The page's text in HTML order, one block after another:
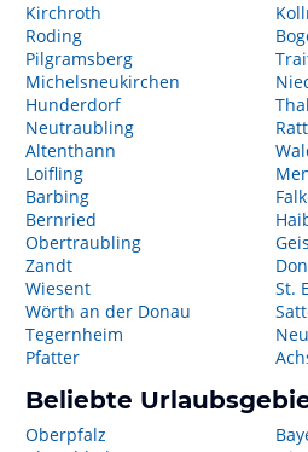
Kirchroth
Roding
Pilgramsberg
Michelsneukirchen
Hunderdorf
Neutraubling
Altenthann
Loifling
Barbing
Bernried
Obertraubling
Zandt
Wiesent
Wörth an der Donau
Tegernheim
Pfatter
St.
Beliebte
Oberpfalz